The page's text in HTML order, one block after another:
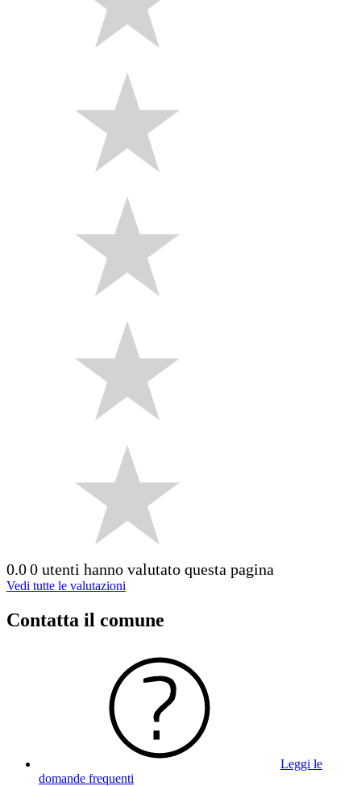
0.00 utenti hanno valutato questa pagina
Vedi tutte le valutazioni
Contatta il comune
Leggi le
domande frequenti